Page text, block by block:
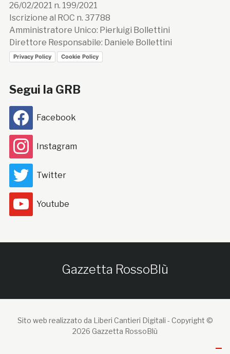
26/02/2021 n. 199/2021
Iscrizione al ROC n. 37788
Amministratore Unico: Pierluigi Bollettini
Direttore Responsabile: Daniele Bollettini
Privacy Policy Cookie Policy
Segui la GRB
Facebook
Instagram
Twitter
Youtube
Gazzetta RossoBlù
Sito web realizzato da Liberi Cantieri Digitali - Copyright ©
2026 Gazzetta RossoBlù